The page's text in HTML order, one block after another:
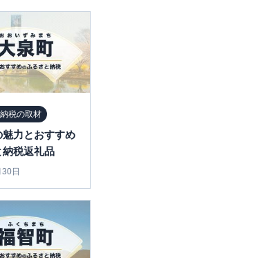
税の取材
魅力とおすすめ
納税返礼品
日